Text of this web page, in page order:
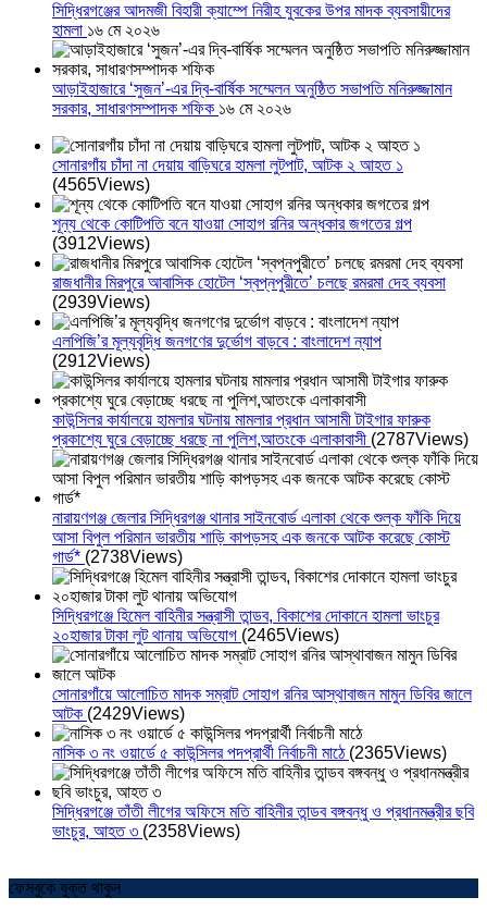
সিদ্ধিরগঞ্জের আদমজী বিহারী ক্যাম্পে নিরীহ যুবকের উপর মাদক ব্যবসায়ীদের
হামলা ১৬ মে ২০২৬
আড়াইহাজারে ‘সুজন’-এর দ্বি-বার্ষিক সম্মেলন অনুষ্ঠিত সভাপতি মনিরুজ্জামান
সরকার, সাধারণসম্পাদক শফিক ১৬ মে ২০২৬
সোনারগাঁয় চাঁদা না দেয়ায় বাড়িঘরে হামলা লুটপাট, আটক ২ আহত ১
(4565Views)
শূন্য থেকে কোটিপতি বনে যাওয়া সোহাগ রনির অন্ধকার জগতের গল্প
(3912Views)
রাজধানীর মিরপুরে আবাসিক হোটেল ‘স্বপ্নপুরীতে’ চলছে রমরমা দেহ ব্যবসা
(2939Views)
এলপিজি’র মূল্যবৃদ্ধি জনগণের দুর্ভোগ বাড়বে : বাংলাদেশ ন্যাপ
(2912Views)
কাউন্সিলর কার্যালয়ে হামলার ঘটনায় মামলার প্রধান আসামী টাইগার ফারুক
প্রকাশ্যে ঘুরে বেড়াচ্ছে ধরছে না পুলিশ,আতংকে এলাকাবাসী (2787Views)
নারায়ণগঞ্জ জেলার সিদ্ধিরগঞ্জ থানার সাইনবোর্ড এলাকা থেকে শুল্ক ফাঁকি দিয়ে
আসা বিপুল পরিমান ভারতীয় শাড়ি কাপড়সহ এক জনকে আটক করেছে কোস্ট
গার্ড* (2738Views)
সিদ্ধিরগঞ্জে হিমেল বাহিনীর সন্ত্রাসী তান্ডব, বিকাশের দোকানে হামলা ভাংচুর
২০হাজার টাকা লুট থানায় অভিযোগ (2465Views)
সোনারগাঁয়ে আলোচিত মাদক সম্রাট সোহাগ রনির আস্থাবাজন মামুন ডিবির জালে
আটক (2429Views)
নাসিক ৩ নং ওয়ার্ডে ৫ কাউন্সিলর পদপ্রার্থী নির্বাচনী মাঠে (2365Views)
সিদ্ধিরগঞ্জে তাঁতী লীগের অফিসে মতি বাহিনীর তান্ডব বঙ্গবন্ধু ও প্রধানমন্ত্রীর ছবি
ভাংচুর, আহত ৩ (2358Views)
ফেসবুকে যুক্ত থাকুন